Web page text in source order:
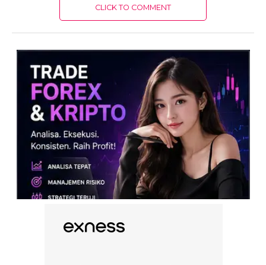
CLICK TO COMMENT